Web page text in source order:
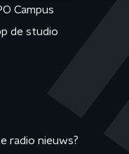
Campus
de studio
radio nieuws?